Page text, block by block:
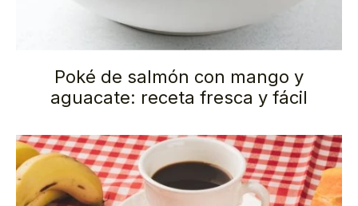
Poké de salmón con mango y
aguacate: receta fresca y fácil